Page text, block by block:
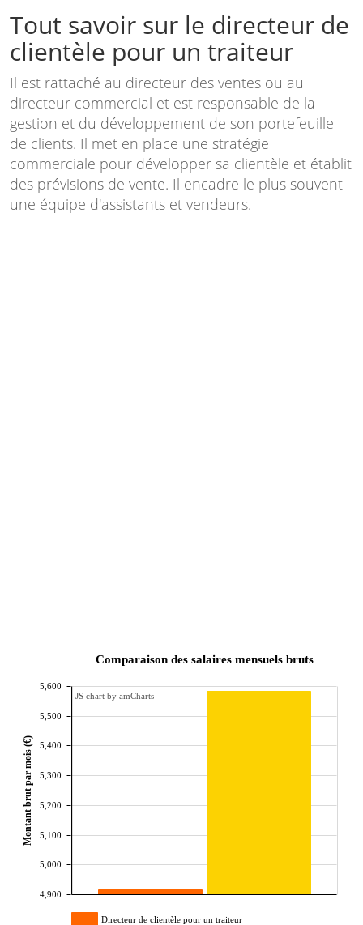
Tout savoir sur le directeur de
clientèle pour un traiteur
Il est rattaché au directeur des ventes ou au
directeur commercial et est responsable de la
gestion et du développement de son portefeuille
de clients. Il met en place une stratégie
commerciale pour développer sa clientèle et établit
des prévisions de vente. Il encadre le plus souvent
une équipe d'assistants et vendeurs.
4,900
5,000
5,100
5,200
5,300
5,400
5,500
5,600
Montant brut par mois (€)
Comparaison des salaires mensuels bruts
JS chart by amCharts
Directeur de clientèle pour un traiteur